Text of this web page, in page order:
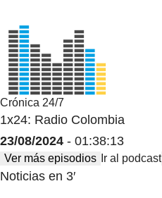
Crónica 24/7
1x24: Radio Colombia
23/08/2024 - 01:38:13
Ver más episodios Ir al podcast
Noticias en 3′